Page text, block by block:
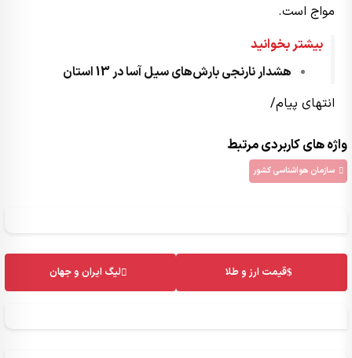
مواج است.
بیشتر بخوانید
هشدار نارنجی بارش‌های سیل آسا در 13 استان
انتهای پیام/
واژه های کاربردی مرتبط
سازمان هواشناسی کشور
قیمت ارز و طلا لیگ ایران و جهان